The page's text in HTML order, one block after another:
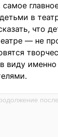
самое
в
что
— не
виду